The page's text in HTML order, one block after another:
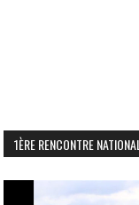
1ÈRE RENCONTRE